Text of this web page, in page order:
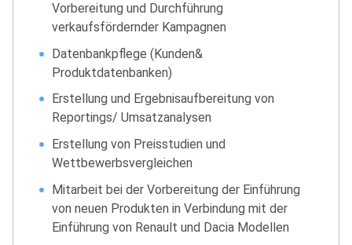
Vorbereitung und Durchführung
verkaufsfördernder Kampagnen
Datenbankpflege (Kunden&
Produktdatenbanken)
Erstellung und Ergebnisaufbereitung von
Reportings/ Umsatzanalysen
Erstellung von Preisstudien und
Wettbewerbsvergleichen
Mitarbeit bei der Vorbereitung der Einführung
von neuen Produkten in Verbindung mit der
Einführung von Renault und Dacia Modellen